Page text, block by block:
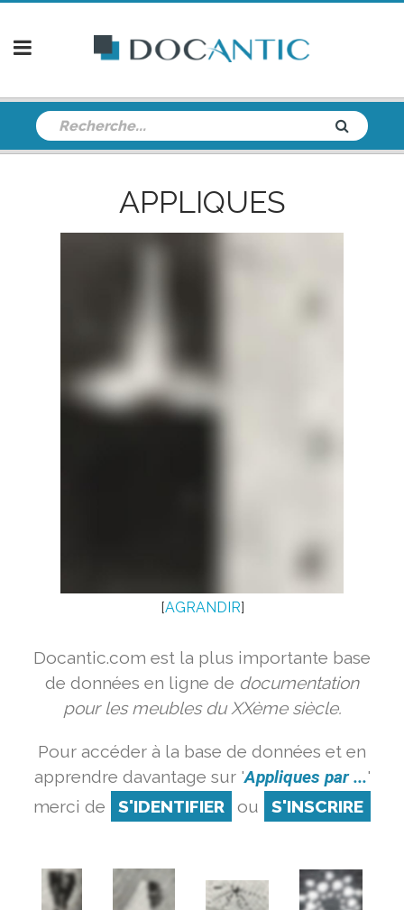
APPLIQUES
[AGRANDIR]
Docantic.com est la plus importante base
de données en ligne de documentation
pour les meubles du XXème siècle.
Pour accéder à la base de données et en
apprendre davantage sur 'Appliques par ...'
merci de
S'IDENTIFIER ou S'INSCRIRE